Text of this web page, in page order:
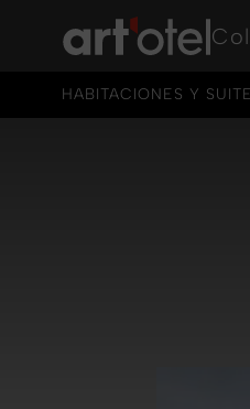
HABITACIONES Y
HABITACIONES Y